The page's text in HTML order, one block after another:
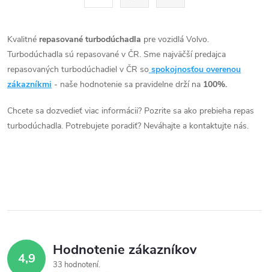
d
a
c
i
e
y
á
n
k
o
v
a
Kvalitné repasované turbodúchadla pre vozidlá Volvo.
Turbodúchadla sú repasované v ČR. Sme najväčší predajca
repasovaných turbodúchadiel v ČR so spokojnosťou overenou
zákazníkmi - naše hodnotenie sa pravidelne drží na 100%.
Chcete sa dozvedieť viac informácii? Pozrite sa ako prebieha repas
turbodúchadla. Potrebujete poradiť? Neváhajte a kontaktujte nás.
4,9 Hodnotenie zákazníkov
33 hodnotení